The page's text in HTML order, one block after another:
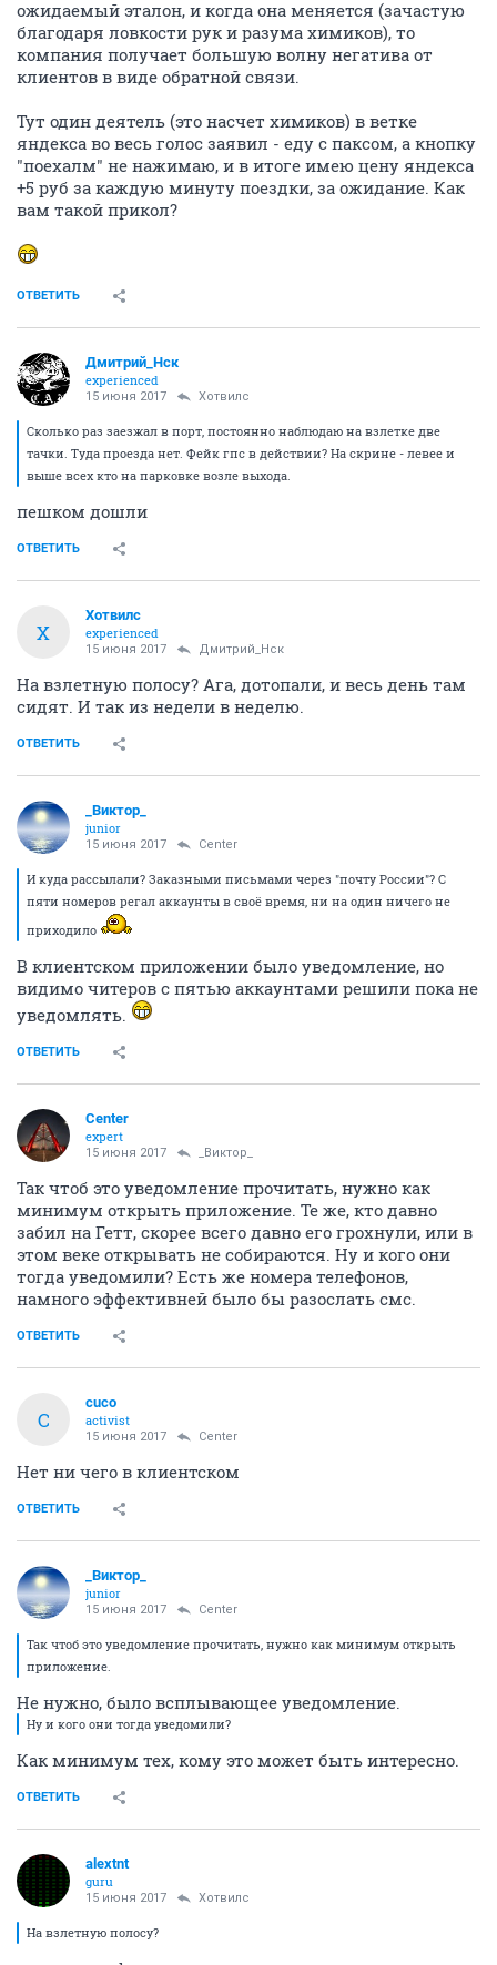
ожидаемый эталон, и когда она меняется (зачастую
благодаря ловкости рук и разума химиков), то
компания получает большую волну негатива от
клиентов в виде обратной связи.
Тут один деятель (это насчет химиков) в ветке
яндекса во весь голос заявил - еду с паксом, а кнопку
"поехалм" не нажимаю, и в итоге имею цену яндекса
+5 руб за каждую минуту поездки, за ожидание. Как
вам такой прикол?
ОТВЕТИТЬ
Дмитрий_Нск
experienced
15 июня 2017 Хотвилс
Сколько раз заезжал в порт, постоянно наблюдаю на взлетке две
тачки. Туда проезда нет. Фейк гпс в действии? На скрине - левее и
выше всех кто на парковке возле выхода.
пешком дошли
ОТВЕТИТЬ
Х
Хотвилс
experienced
15 июня 2017 Дмитрий_Нск
На взлетную полосу? Ага, дотопали, и весь день там
сидят. И так из недели в неделю.
ОТВЕТИТЬ
_Виктор_
juniоr
15 июня 2017 Center
И куда рассылали? Заказными письмами через "почту России"? С
пяти номеров регал аккаунты в своё время, ни на один ничего не
приходило
В клиентском приложении было уведомление, но
видимо читеров с пятью аккаунтами решили пока не
уведомлять.
ОТВЕТИТЬ
Center
expert
15 июня 2017 _Виктор_
Так чтоб это уведомление прочитать, нужно как
минимум открыть приложение. Те же, кто давно
забил на Гетт, скорее всего давно его грохнули, или в
этом веке открывать не собираются. Ну и кого они
тогда уведомили? Есть же номера телефонов,
намного эффективней было бы разослать смс.
ОТВЕТИТЬ
C
cuco
activist
15 июня 2017 Center
Нет ни чего в клиентском
ОТВЕТИТЬ
_Виктор_
juniоr
15 июня 2017 Center
Так чтоб это уведомление прочитать, нужно как минимум открыть
приложение.
Не нужно, было всплывающее уведомление.
Ну и кого они тогда уведомили?
Как минимум тех, кому это может быть интересно.
ОТВЕТИТЬ
alextnt
guru
15 июня 2017 Хотвилс
На взлетную полосу?